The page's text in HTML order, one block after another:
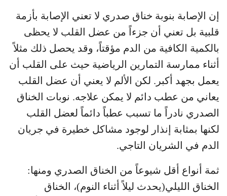
إن الإصابة بنوبة خناق صدري لا تعني الإصابة بأزمة
قلبية بل تعني أن جزءاً من عضل القلب لا يحظى
بالكمية الكافية من الدم مؤقتاً، وقد يحصل ذلك مثلاً
أثناء ممارسة التمارين الرياضية حيث على القلب أن
يعمل بجهد أكبر. لكن الألم لا يعني أن عضل القلب
يعاني من عطب دائم لا يمكن علاجه. نوبات الخناق
الصدري نادراً ما تسبب عطباً دائماً لعضل القلب
لكنها بمثابة إنذار لوجود مشاكل خطيرة في جريان
الدم في الشريان التاجي.
ثمة أنواع أقل شيوعاً من الخناق الصدري ومنها:
الخناق الليلي(يحدث ليلاً أثناء النوم)، الخناق